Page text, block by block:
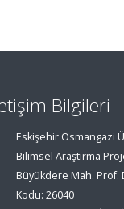
Bilgileri
Eskişehir Osmangazi
Bilimsel Araştırma
Büyükdere Mah. Prof.
Kodu: 26040